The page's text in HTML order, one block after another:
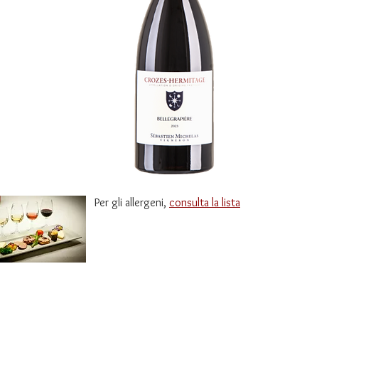
Per gli allergeni, consulta la lista